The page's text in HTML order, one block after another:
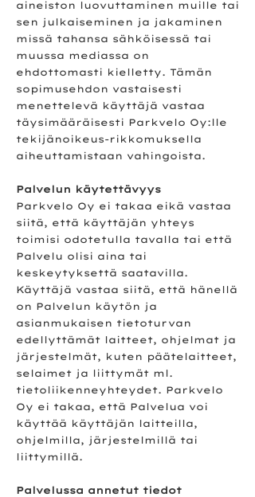
aineiston luovuttaminen muille tai
sen julkaiseminen ja jakaminen
missä tahansa sähköisessä tai
muussa mediassa on
ehdottomasti kielletty. Tämän
sopimusehdon vastaisesti
menettelevä käyttäjä vastaa
täysimääräisesti Parkvelo Oy:lle
tekijänoikeus-rikkomuksella
aiheuttamistaan vahingoista.
Palvelun käytettävyys
Parkvelo Oy ei takaa eikä vastaa
siitä, että käyttäjän yhteys
toimisi odotetulla tavalla tai että
Palvelu olisi aina tai
keskeytyksettä saatavilla.
Käyttäjä vastaa siitä, että hänellä
on Palvelun käytön ja
asianmukaisen tietoturvan
edellyttämät laitteet, ohjelmat ja
järjestelmät, kuten päätelaitteet,
selaimet ja liittymät ml.
tietoliikenneyhteydet. Parkvelo
Oy ei takaa, että Palvelua voi
käyttää käyttäjän laitteilla,
ohjelmilla, järjestelmillä tai
liittymillä.
Palvelussa annetut tiedot